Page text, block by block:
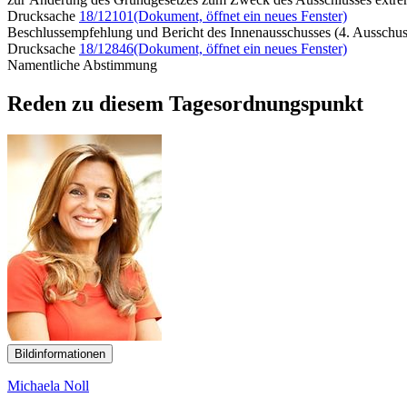
Drucksache 18/12101(Dokument, öffnet ein neues Fenster)
Beschlussempfehlung und Bericht des Innenausschusses (4.
Drucksache 18/12846(Dokument, öffnet ein neues Fenster)
Namentliche Abstimmung
Reden zu diesem Tagesordnungspunkt
Bildinformationen
Michaela Noll